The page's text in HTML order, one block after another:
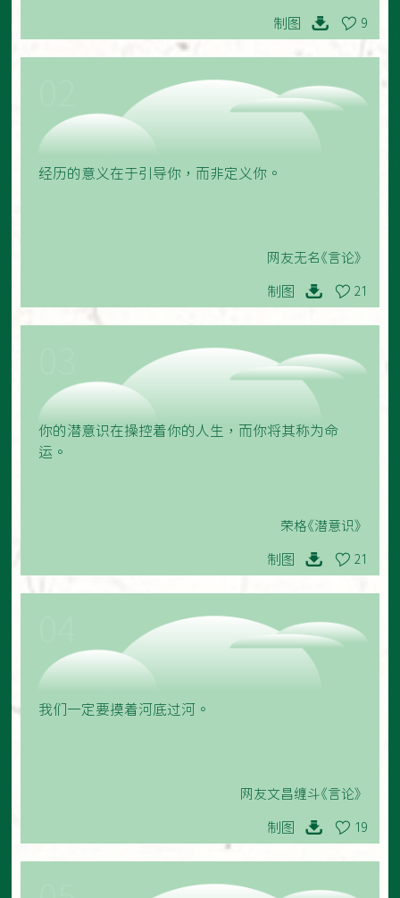
制图 9
经历的意义在于引导你，而非定义你。
网友无名《言论》
制图 21
你的潜意识在操控着你的人生，而你将其称为命
运。
荣格《潜意识》
制图 21
我们一定要摸着河底过河。
网友文昌缠斗《言论》
制图 19